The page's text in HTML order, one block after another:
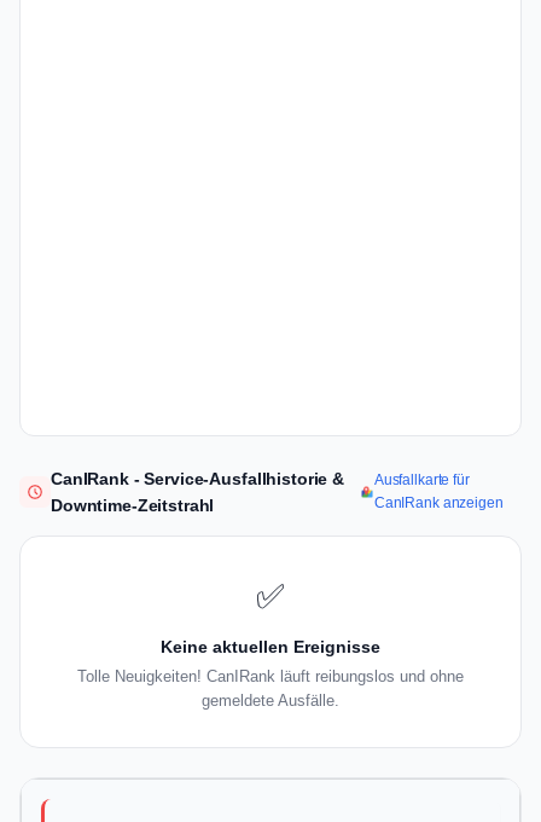
CanIRank - Service-Ausfallhistorie &
Downtime-Zeitstrahl
Ausfallkarte für
CanIRank anzeigen
✅
Keine aktuellen Ereignisse
Tolle Neuigkeiten! CanIRank läuft reibungslos und ohne
gemeldete Ausfälle.